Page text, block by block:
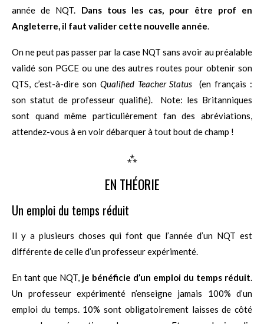
année de NQT. Dans tous les cas, pour être prof en
Angleterre, il faut valider cette nouvelle année.
On ne peut pas passer par la case NQT sans avoir au préalable
validé son PGCE ou une des autres routes pour obtenir son
QTS, c’est-à-dire son Qualified Teacher Status
(en français :
son statut de professeur qualifié). Note: les Britanniques
sont quand même particulièrement fan des abréviations,
attendez-vous à en voir débarquer à tout bout de champ !
⁂
EN THÉORIE
Un emploi du temps réduit
Il y a plusieurs choses qui font que l’année d’un NQT est
différente de celle d’un professeur expérimenté.
En tant que NQT, je bénéficie d’un emploi du temps réduit.
Un professeur expérimenté n’enseigne jamais 100% d’un
emploi du temps. 10% sont obligatoirement laisses de côté